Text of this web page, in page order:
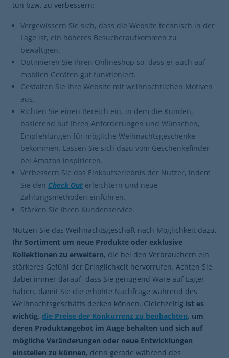
tun bzw. zu verbessern:
Vergewissern Sie sich, dass die Website technisch in der
Lage ist, ein höheres Besucheraufkommen zu
bewältigen.
Optimieren Sie Ihren Onlineshop so, dass er auch auf
mobilen Geräten gut funktioniert.
Gestalten Sie Ihre Website mit weihnachtlichen Motiven
aus.
Richten Sie einen Bereich ein, in dem die Kunden,
basierend auf Ihren Anforderungen und Wünschen,
Empfehlungen für mögliche Weihnachtsgeschenke
bekommen. Lassen Sie sich dazu vom Geschenkefinder
bei Amazon inspirieren.
Verbessern Sie das Einkaufserlebnis der Nutzer, indem
Sie den Check Out erleichtern und neue
Zahlungsmethoden einführen.
Stärken Sie Ihren Kundenservice.
Nutzen Sie das Weihnachtsgeschäft nach Möglichkeit dazu,
Ihr Sortiment um neue Produkte oder exklusive
Kollektionen zu erweitern, die bei den Verbrauchern ein
stärkeres Gefühl der Dringlichkeit hervorrufen. Achten Sie
dabei immer darauf, dass Sie genügend Ware auf Lager
haben, damit Sie die erhöhte Nachfrage während des
Weihnachtsgeschäfts decken können. Gleichzeitig ist es
wichtig, die Preise der Konkurrenz zu beobachten, um
deren Produktangebot im Auge behalten und sich auf
mögliche Veränderungen oder neue Entwicklungen
einstellen zu können, denn gerade während des